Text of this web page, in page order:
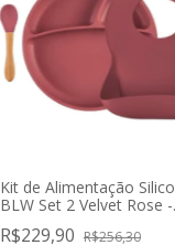
Kit de Alimentação
BLW Set 2 Velvet Rose -
R$229,90 R$256,30